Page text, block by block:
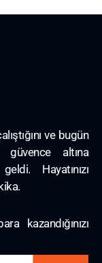
ve bugün
altına
Hayatınızı
kazandığınızı